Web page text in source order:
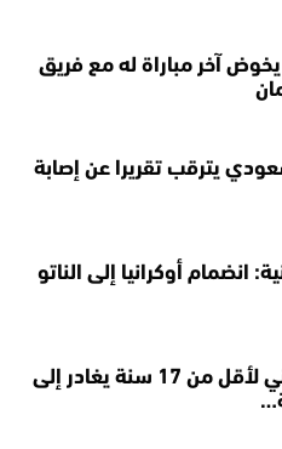
آخر مباراة له مع فريق
يترقب تقريرا عن إصابة
انضمام أوكرانيا إلى الناتو
المنتخب الوطني لأقل من 17 سنة يغادر إلى